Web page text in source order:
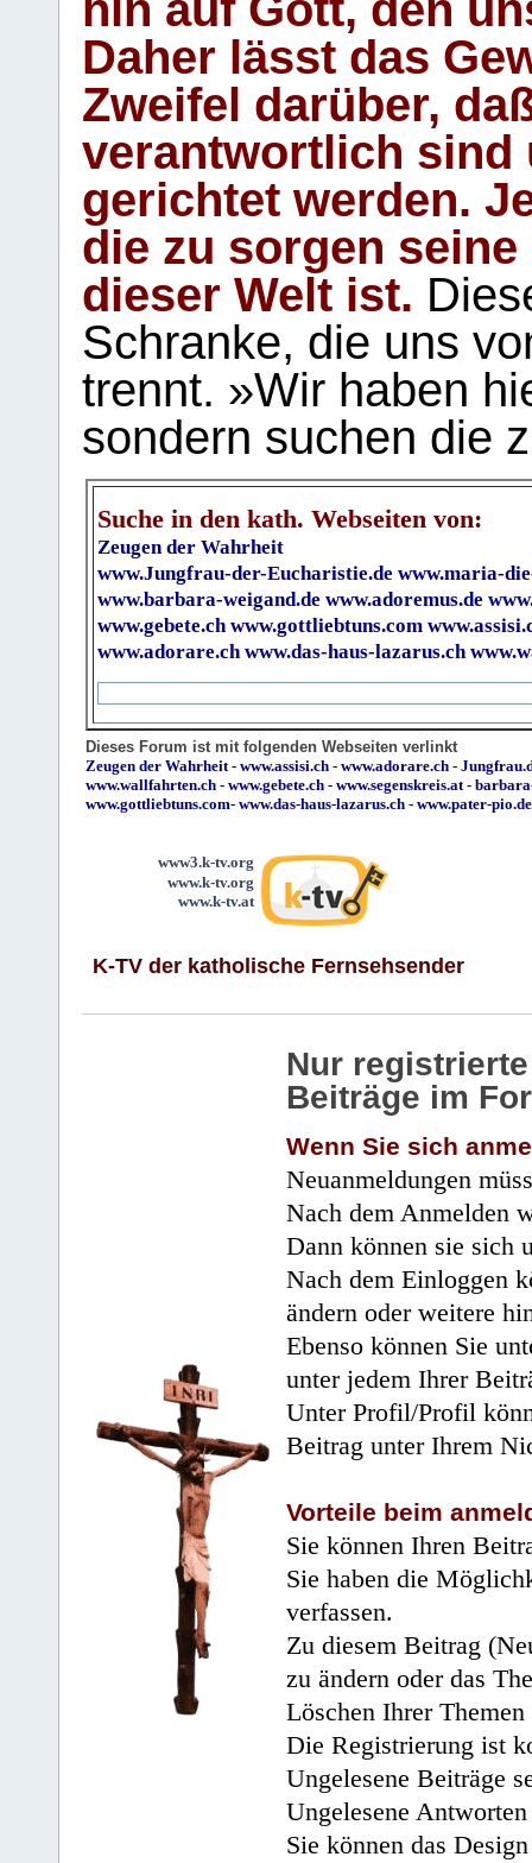
Daher lässt das
Zweifel darüber,
verantwortlich sind
gerichtet werden.
die zu sorgen
dieser Welt ist.
Schranke, die uns
trennt. »Wir haben
sondern suchen die
Suche in den kath. Webseiten von:
Zeugen der Wahrheit
www.Jungfrau-der-Eucharistie.de www.maria-
www.barbara-weigand.de www.adoremus.de
www.gebete.ch www.gottliebtuns.com
www.adorare.ch www.das-haus-lazarus.ch
Dieses Forum ist mit folgenden Webseiten verlinkt
Zeugen der Wahrheit- www.assisi.ch - www.adorare.ch -
www.wallfahrten.ch - www.gebete.ch - www.segenskreis.at-
www.gottliebtuns.com- www.das-haus-lazarus.ch - www.pater-pio.de
www3.k-tv.org
www.k-tv.org
www.k-tv.at
K-TV der katholische Fernsehsender
Nur
Beiträge im
Wenn Sie sich
Neuanmeldungen
Nach dem Anmelden
Dann können sie sich
Nach dem Einloggen
ändern oder weitere
Ebenso können Sie
unter jedem Ihrer
Unter Profil/Profil
Beitrag unter Ihrem
Vorteile beim
Sie können Ihren
Sie haben die
verfassen.
Zu diesem Beitrag
zu ändern oder das
Löschen Ihrer
Die Registrierung ist
Ungelesene Beiträge
Ungelesene
Sie können das